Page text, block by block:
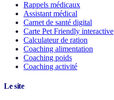
Rappels médicaux
Assistant médical
Carnet de santé digital
Carte Pet Friendly interactive
Calculateur de ration
Coaching alimentation
Coaching poids
Coaching activité
Le site